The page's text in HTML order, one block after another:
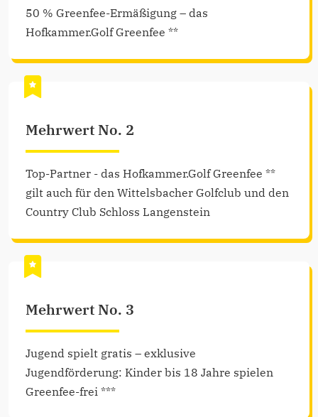
50 % Greenfee-Ermäßigung – das
Hofkammer.Golf Greenfee **
Mehrwert No. 2
Top-Partner - das Hofkammer.Golf Greenfee **
gilt auch für den Wittelsbacher Golfclub und den
Country Club Schloss Langenstein
Mehrwert No. 3
Jugend spielt gratis – exklusive
Jugendförderung: Kinder bis 18 Jahre spielen
Greenfee-frei ***